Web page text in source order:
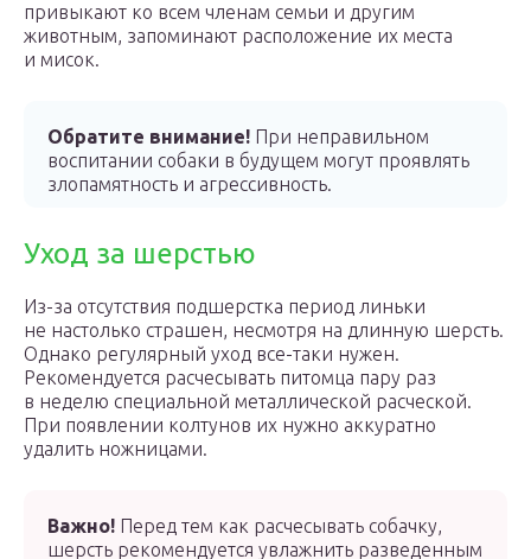
привыкают ко всем членам семьи и другим
животным, запоминают расположение их места
и мисок.
Обратите внимание! При неправильном
воспитании собаки в будущем могут проявлять
злопамятность и агрессивность.
Уход за шерстью
Из-за отсутствия подшерстка период линьки
не настолько страшен, несмотря на длинную шерсть.
Однако регулярный уход все-таки нужен.
Рекомендуется расчесывать питомца пару раз
в неделю специальной металлической расческой.
При появлении колтунов их нужно аккуратно
удалить ножницами.
Важно! Перед тем как расчесывать собачку,
шерсть рекомендуется увлажнить разведенным